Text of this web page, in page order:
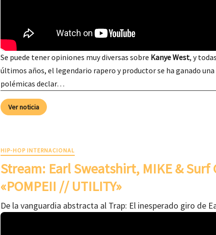
Se puede tener opiniones muy diversas sobre Kanye West, y
últimos años, el legendario rapero y productor se ha ganado
polémicas declar…
Ver noticia
HIP-HOP INTERNACIONAL
Stream: Earl Sweatshirt, MIKE & Surf
«POMPEII // UTILITY»
De la vanguardia abstracta al Trap: El inesperado giro de